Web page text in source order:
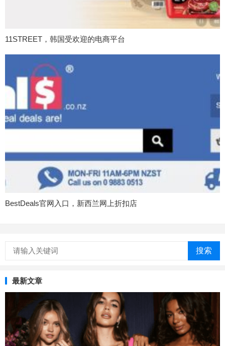
11STREET，韩国受欢迎的电商平台
BestDeals官网入口，新西兰网上折扣店
搜索
最新文章